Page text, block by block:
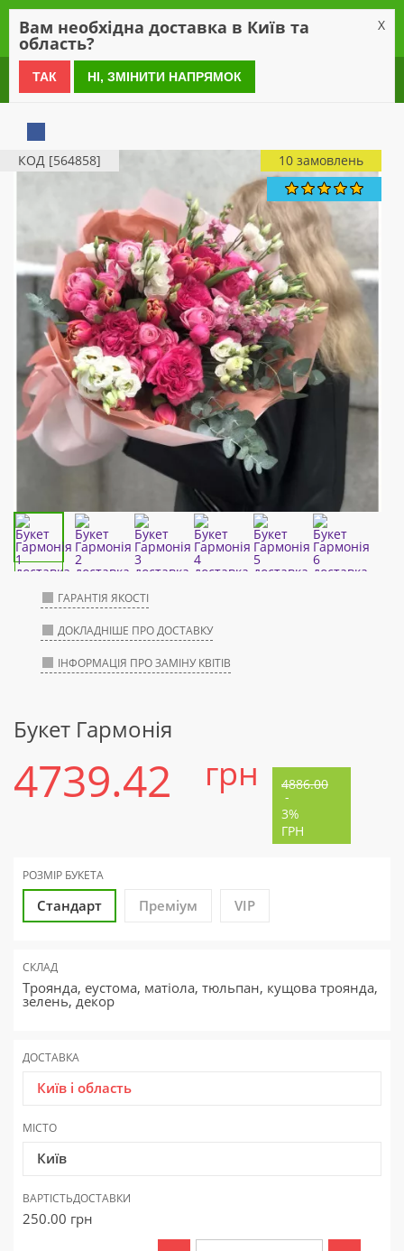
0 800 21 54 55
КОД [564858] 10 замовлень
ГАРАНТІЯ ЯКОСТІ
ДОКЛАДНІШЕ ПРО ДОСТАВКУ
ІНФОРМАЦІЯ ПРО ЗАМІНУ КВІТІВ
Букет Гармонія
4739.42 грн 4886.00
-
3%
ГРН
РОЗМІР БУКЕТА
Стандарт Преміум VIP
СКЛАД
Троянда, еустома, матіола, тюльпан, кущова троянда,
зелень, декор
ДОСТАВКА
Київ і область
МІСТО
Київ
ВАРТІСТЬДОСТАВКИ
250.00 грн
Вам необхідна доставка в Київ та
область?
X
ТАК НІ, ЗМІНИТИ НАПРЯМОК